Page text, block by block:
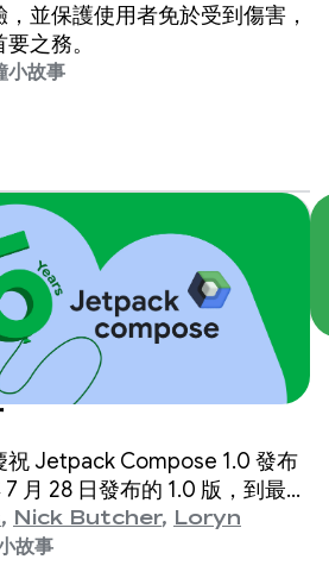
並保護使用者免於受到傷害，
之務。
小故事
Compose
祝 Jetpack Compose 1.0 發布
月 28 日發布的 1.0 版，到最新
們見證了 API 的重大演進，現
, Nick Butcher, Loryn
故事